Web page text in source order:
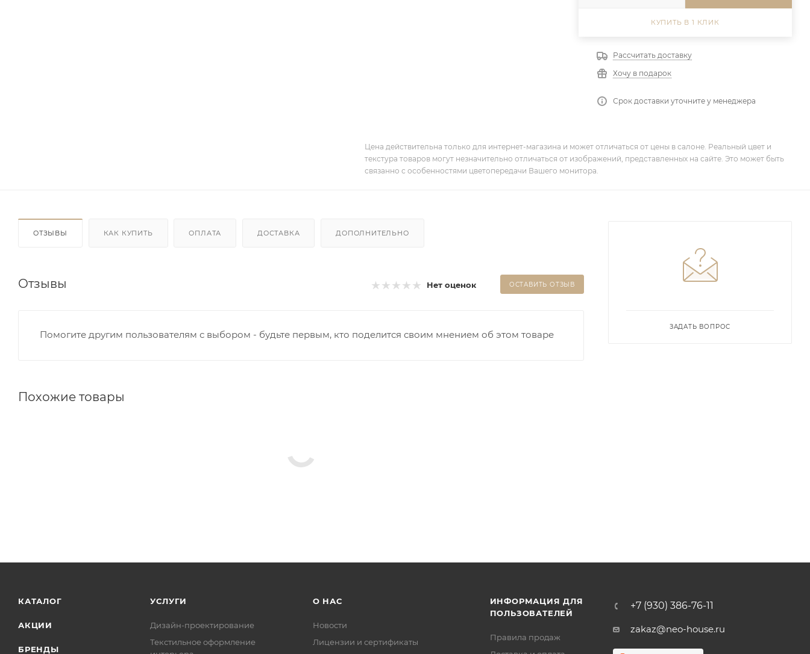
КУПИТЬ В 1 КЛИК
Рассчитать доставку
Хочу в подарок
Срок доставки уточните у менеджера
Цена действительна только для интернет-магазина и может отличаться от цены в салоне. Реальный цвет и
текстура товаров могут незначительно отличаться от изображений, представленных на сайте. Это может быть
связанно с особенностями цветопередачи Вашего монитора.
ОТЗЫВЫ КАК КУПИТЬ ОПЛАТА ДОСТАВКА ДОПОЛНИТЕЛЬНО
Отзывы Нет оценок ОСТАВИТЬ ОТЗЫВ
Помогите другим пользователям с выбором - будьте первым, кто поделится своим мнением об этом товаре
Похожие товары
ЗАДАТЬ ВОПРОС
КАТАЛОГ
АКЦИИ
БРЕНДЫ
УСЛУГИ
Дизайн-проектирование
Текстильное оформление
О НАС
Новости
Лицензии и сертификаты
ИНФОРМАЦИЯ ДЛЯ
ПОЛЬЗОВАТЕЛЕЙ
Правила продаж
+7 (930) 386-76-11
zakaz@neo-house.ru